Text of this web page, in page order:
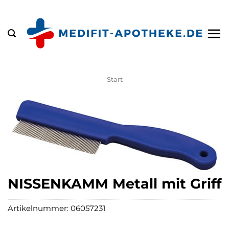
springen
Start
NISSENKAMM Metall mit Griff
Artikelnummer: 06057231